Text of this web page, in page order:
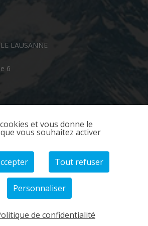
LAUSANNE
6
et vous donne le
vous souhaitez activer
Tout refuser
Personnaliser
de confidentialité